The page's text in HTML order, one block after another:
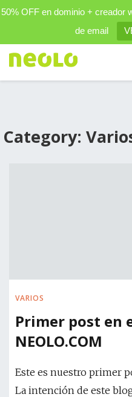
50% OFF en dominio + creador
de email
Category:
VARIOS
Primer post en
NEOLO.COM
Este es nuestro primer
La intención de este